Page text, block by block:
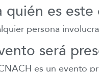
quién es
persona
será
es un evento